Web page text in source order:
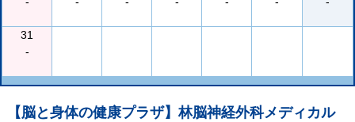
31
-
【脳と身体の健康プラザ】林脳神経外科メディカル